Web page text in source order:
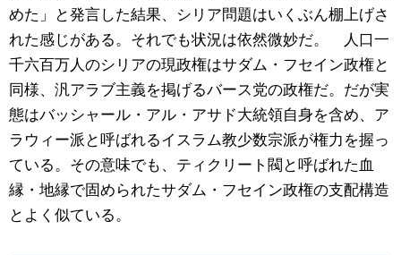
めた」と発言した結果、シリア問題はいくぶん棚上げさ
れた感じがある。それでも状況は依然微妙だ。 人口一
千六百万人のシリアの現政権はサダム・フセイン政権と
同様、汎アラブ主義を掲げるバース党の政権だ。だが実
態はバッシャール・アル・アサド大統領自身を含め、ア
ラウィー派と呼ばれるイスラム教少数宗派が権力を握っ
ている。その意味でも、ティクリート閥と呼ばれた血
縁・地縁で固められたサダム・フセイン政権の支配構造
とよく似ている。